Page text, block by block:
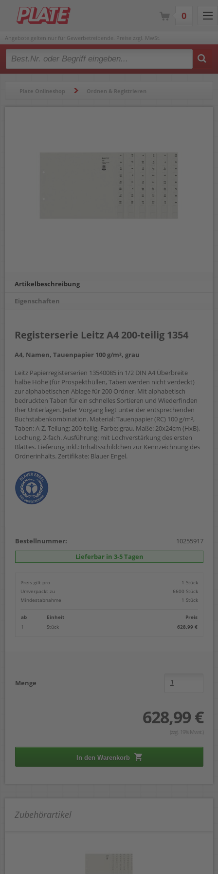
Angebote gelten nur für Gewerbetreibende. Preise zzgl. MwSt.
Type 2 or more characters for results.
Plate Onlineshop Ordnen & Registrieren
Artikelbeschreibung
Eigenschaften
Registerserie Leitz A4 200-teilig 1354
A4, Namen, Tauenpapier 100 g/m², grau
Leitz Papierregisterserien 13540085 in 1/2 DIN A4 Überbreite
halbe Höhe (für Prospekthüllen, Taben werden nicht verdeckt)
zur alphabetischen Ablage für 200 Ordner. Mit alphabetisch
bedruckten Taben für ein schnelles Sortieren und Wiederfinden
Iher Unterlagen. Jeder Vorgang liegt unter der entsprechenden
Buchstabenkombination. Material: Tauenpapier (RC) 100 g/m²,
Taben: A-Z, Teilung: 200-teilig, Farbe: grau, Maße: 20x24cm (HxB),
Lochung. 2-fach. Ausführung: mit Lochverstärkung des ersten
Blattes. Lieferung inkl.: Inhaltsschildchen zur Kennzeichnung des
Ordnerinhalts. Zertifikate: Blauer Engel.
Bestellnummer:
10255917
Lieferbar in 3-5 Tagen
Preis gilt pro
1 Stück
Umverpackt zu
6600 Stück
Mindestabnahme
1 Stück
ab Einheit
Preis
1
Stück 628,99 €
Menge
628,99 €
(zzgl. 19% Mwst.)
In den Warenkorb
Zubehörartikel
0